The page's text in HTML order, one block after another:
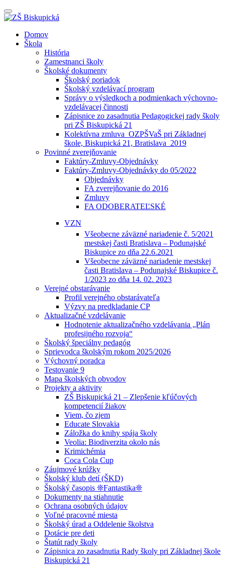
Prepínateľná
navigácia
Prejsť
Domov
Škola
História
Zamestnanci školy
Školské dokumenty
Školský poriadok
Školský vzdelávací program
Správy o výsledkoch a podmienkach výchovno-
vzdelávacej činnosti
Zápisnice zo zasadnutia Pedagogickej rady školy
pri ZŠ Biskupická 21
Kolektívna zmluva_OZPŠVaŠ pri Základnej
škole, Biskupická 21, Bratislava_2019
Povinné zverejňovanie
Faktúry-Zmluvy-Objednávky
Faktúry-Zmluvy-Objednávky do 05/2022
Objednávky
FA zverejňovanie do 2016
Zmluvy
FA ODOBERATEĽSKÉ
VZN
Všeobecne záväzné nariadenie č. 5/2021
mestskej časti Bratislava – Podunajské
Biskupice zo dňa 22.6.2021
Všeobecne záväzné nariadenie mestskej
časti Bratislava – Podunajské Biskupice č.
1/2023 zo dňa 14. 02. 2023
Verejné obstarávanie
Profil verejného obstarávateľa
Výzvy na predkladanie CP
Aktualizačné vzdelávanie
Hodnotenie aktualizačného vzdelávania „Plán
profesijného rozvoja“
Školský špeciálny pedagóg
Sprievodca školským rokom 2025/2026
Výchovný poradca
Testovanie 9
Mapa školských obvodov
Projekty a aktivity
ZŠ Biskupická 21 – Zlepšenie kľúčových
kompetencií žiakov
Viem, čo zjem
Educate Slovakia
Záložka do knihy spája školy
Veolia: Biodiverzita okolo nás
Krimichémia
Coca Cola Cup
Záujmové krúžky
Školský klub detí (ŠKD)
Školský časopis ❊Fantastika❊
Dokumenty na stiahnutie
Ochrana osobných údajov
Voľné pracovné miesta
Školský úrad a Oddelenie školstva
Dotácie pre deti
Štatút rady školy
Zápisnica zo zasadnutia Rady školy pri Základnej škole
Biskupická 21